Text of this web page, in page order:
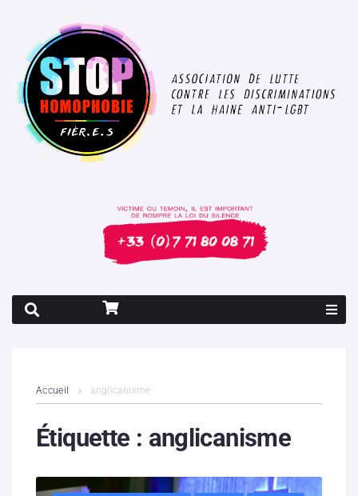
Contenus litigieux
Accueil anglicanisme
Étiquette : anglicanisme